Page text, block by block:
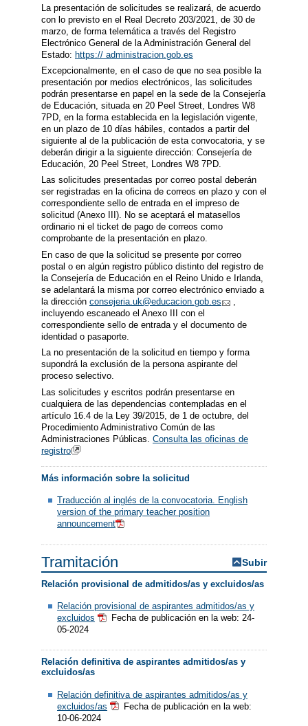
La presentación de solicitudes se realizará, de acuerdo
con lo previsto en el Real Decreto 203/2021, de 30 de
marzo, de forma telemática a través del Registro
Electrónico General de la Administración General del
Estado: https:// administracion.gob.es
Excepcionalmente, en el caso de que no sea posible la
presentación por medios electrónicos, las solicitudes
podrán presentarse en papel en la sede de la Consejería
de Educación, situada en 20 Peel Street, Londres W8
7PD, en la forma establecida en la legislación vigente,
en un plazo de 10 días hábiles, contados a partir del
siguiente al de la publicación de esta convocatoria, y se
deberán dirigir a la siguiente dirección: Consejería de
Educación, 20 Peel Street, Londres W8 7PD.
Las solicitudes presentadas por correo postal deberán
ser registradas en la oficina de correos en plazo y con el
correspondiente sello de entrada en el impreso de
solicitud (Anexo III). No se aceptará el matasellos
ordinario ni el ticket de pago de correos como
comprobante de la presentación en plazo.
En caso de que la solicitud se presente por correo
postal o en algún registro público distinto del registro de
la Consejería de Educación en el Reino Unido e Irlanda,
se adelantará la misma por correo electrónico enviado a
la dirección consejeria.uk@educacion.gob.es
incluyendo escaneado el Anexo III con el
correspondiente sello de entrada y el documento de
identidad o pasaporte.
La no presentación de la solicitud en tiempo y forma
supondrá la exclusión de la persona aspirante del
proceso selectivo.
Las solicitudes y escritos podrán presentarse en
cualquiera de las dependencias contempladas en el
artículo 16.4 de la Ley 39/2015, de 1 de octubre, del
Procedimiento Administrativo Común de las
Administraciones Públicas. Consulta las oficinas de
registro
Más información sobre la solicitud
Traducción al inglés de la convocatoria. English
version of the primary teacher position
announcement
Tramitación Subir
Relación provisional de admitidos/as y excluidos/as
Relación provisional de aspirantes admitidos/as y
excluidos
Fecha de publicación en la web: 24-
05-2024
Relación definitiva de aspirantes admitidos/as y
excluidos/as
Relación definitiva de aspirantes admitidos/as y
excluidos/as
Fecha de publicación en la web:
10-06-2024